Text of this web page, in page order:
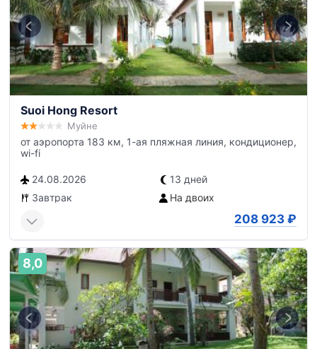
Suoi Hong Resort
Муйне
от аэропорта 183 км, 1-ая пляжная линия, кондиционер,
wi-fi
24.08.2026
13 дней
Завтрак
На двоих
208 923 ₽
8,0